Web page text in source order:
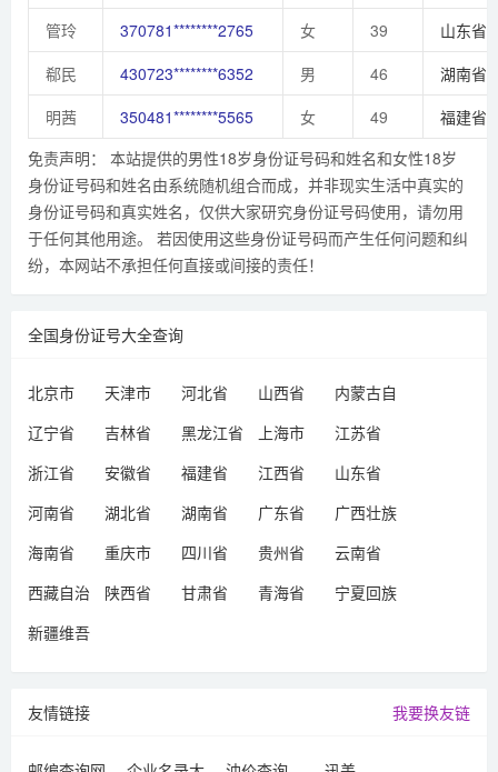
管玲
370781********2765 女 39 山东省
郗民
430723********6352 男 46 湖南省
明茜
350481********5565 女 49 福建省
免责声明： 本站提供的男性18岁身份证号码和姓名和女性18岁
身份证号码和姓名由系统随机组合而成，并非现实生活中真实的
身份证号码和真实姓名，仅供大家研究身份证号码使用，请勿用
于任何其他用途。 若因使用这些身份证号码而产生任何问题和纠
纷，本网站不承担任何直接或间接的责任！
全国身份证号大全查询
北京市 天津市 河北省 山西省
内蒙古自
治区
辽宁省 吉林省 黑龙江省 上海市
江苏省
浙江省
安徽省 福建省 江西省
山东省
河南省
湖北省 湖南省 广东省
广西壮族
自治区
海南省 重庆市 四川省 贵州省
云南省
西藏自治
区
陕西省 甘肃省 青海省
宁夏回族
新疆维吾
友情链接 我要换友链